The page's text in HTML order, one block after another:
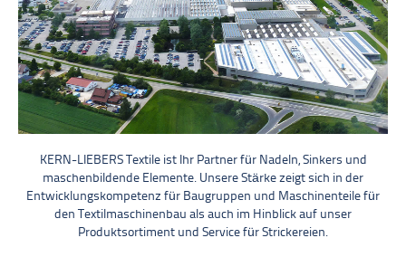
KERN-LIEBERS Textile ist Ihr Partner für Nadeln, Sinkers und
maschenbildende Elemente. Unsere Stärke zeigt sich in der
Entwicklungskompetenz für Baugruppen und Maschinenteile für
den Textilmaschinenbau als auch im Hinblick auf unser
Produktsortiment und Service für Strickereien.